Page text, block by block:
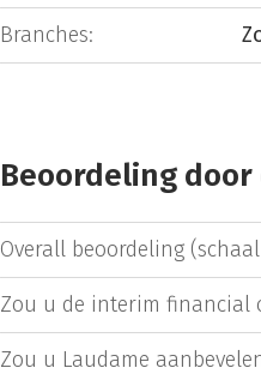
Branches:
Beoordeling
Overall beoordeling (schaal
Zou u de interim financial
Zou u Laudame